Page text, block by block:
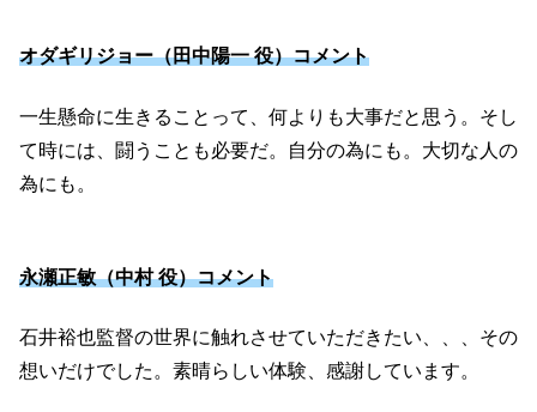
オダギリジョー（田中陽一 役）コメント
一生懸命に生きることって、何よりも大事だと思う。そし
て時には、闘うことも必要だ。自分の為にも。大切な人の
為にも。
永瀬正敏（中村 役）コメント
石井裕也監督の世界に触れさせていただきたい、、、その
想いだけでした。素晴らしい体験、感謝しています。